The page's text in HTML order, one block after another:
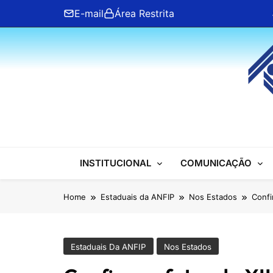
content
E-mail Área Restrita
ANFIP Nacional
INSTITUCIONAL COMUNICAÇÃO
Home Estaduais da ANFIP Nos Estados
Estaduais Da ANFIP Nos Estados